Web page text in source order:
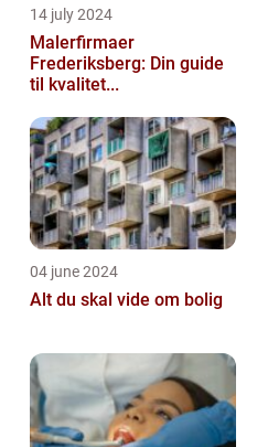
14 july 2024
Malerfirmaer
Frederiksberg: Din guide
til kvalitet...
04 june 2024
Alt du skal vide om bolig